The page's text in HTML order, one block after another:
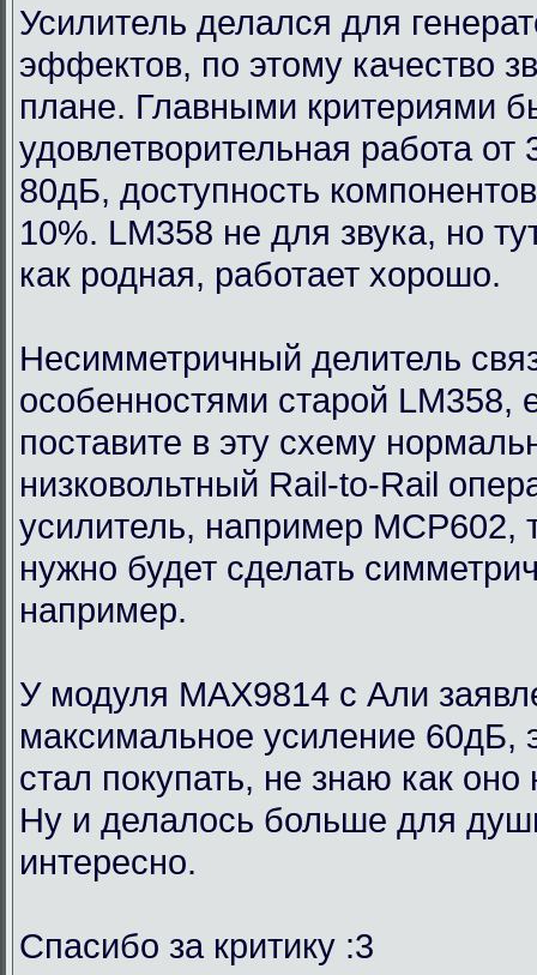
Усилитель делался для
эффектов, по этому качество
плане. Главными критериями
удовлетворительная работа
80дБ, доступность
10%. LM358 не для звука, но
как родная, работает хорошо.
Несимметричный делитель
особенностями старой LM358,
поставите в эту схему
низковольтный Rail-to-Rail
усилитель, например MCP602,
нужно будет сделать
например.
У модуля MAX9814 с Али
максимальное усиление 60дБ,
стал покупать, не знаю как
Ну и делалось больше для
интересно.
Спасибо за критику :3